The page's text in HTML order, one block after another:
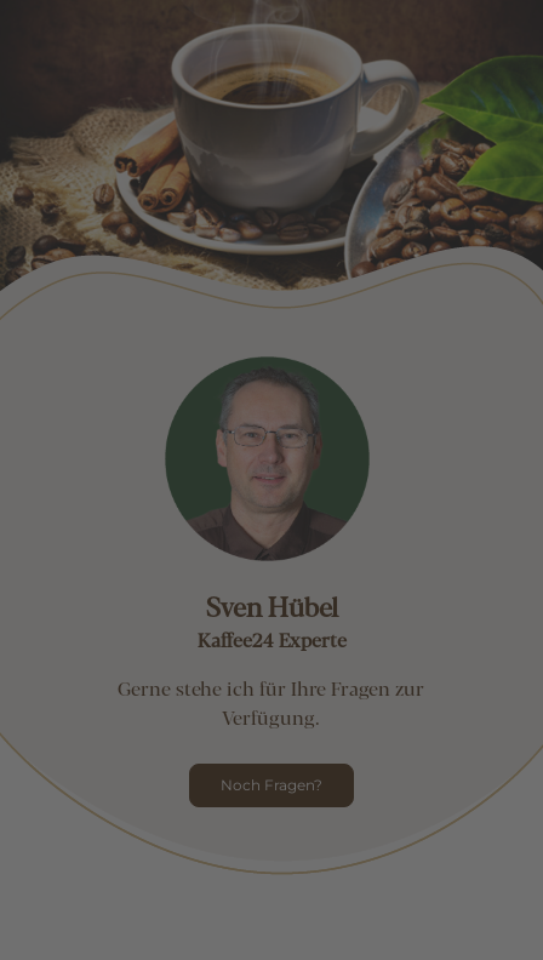
Sven Hübel
Kaffee24 Experte
Gerne stehe ich für Ihre Fragen zur
Verfügung.
Noch Fragen?